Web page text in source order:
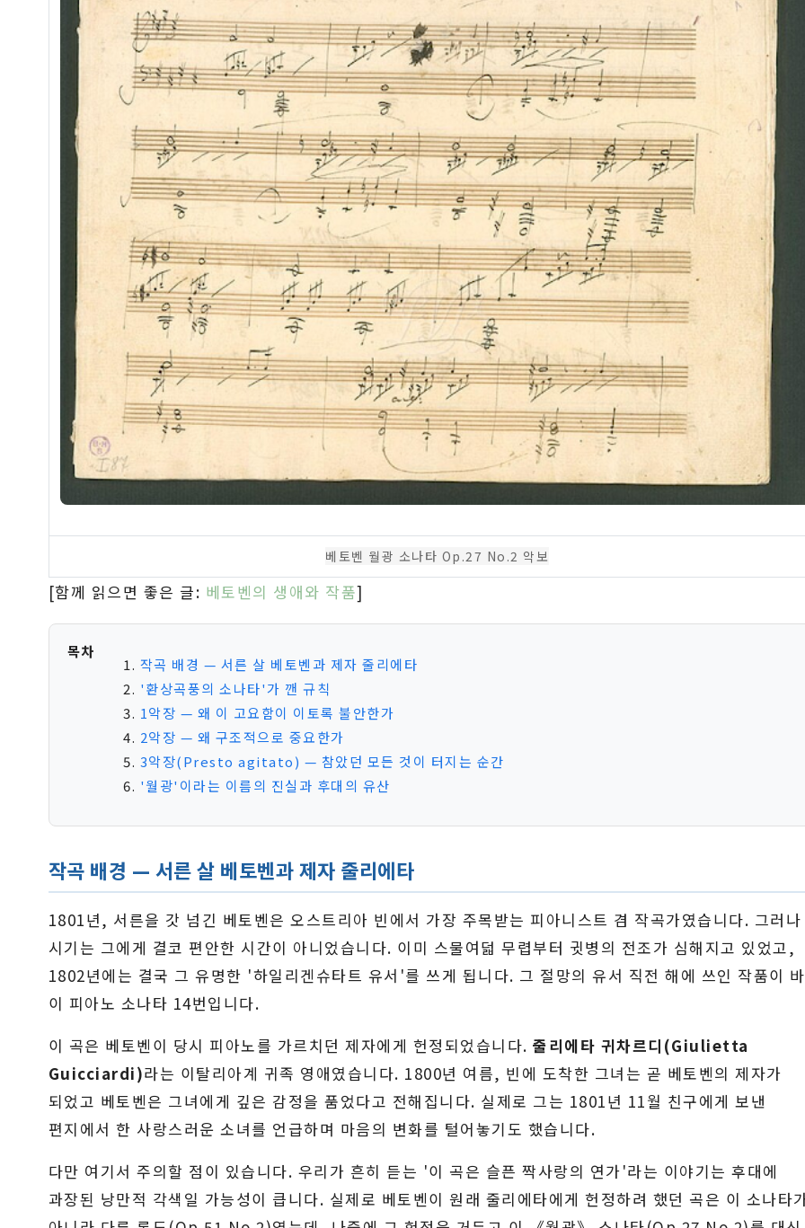
베토벤 월광 소나타 Op.27 No.2 악보
[함께 읽으면 좋은 글: 베토벤의 생애와 작품]
목차
작곡 배경 — 서른 살 베토벤과 제자 줄리에타
'환상곡풍의 소나타'가 깬 규칙
1악장 — 왜 이 고요함이 이토록 불안한가
2악장 — 왜 구조적으로 중요한가
3악장(Presto agitato) — 참았던 모든 것이 터지는 순간
'월광'이라는 이름의 진실과 후대의 유산
작곡 배경 — 서른 살 베토벤과 제자 줄리에타
1801년, 서른을 갓 넘긴 베토벤은 오스트리아 빈에서 가장 주목받는 피아니스트 겸 작곡가였습니다. 그러
시기는 그에게 결코 편안한 시간이 아니었습니다. 이미 스물여덟 무렵부터 귓병의 전조가 심해지고 있었고,
1802년에는 결국 그 유명한 '하일리겐슈타트 유서'를 쓰게 됩니다. 그 절망의 유서 직전 해에 쓰인 작품이
이 피아노 소나타 14번입니다.
이 곡은 베토벤이 당시 피아노를 가르치던 제자에게 헌정되었습니다.줄리에타 귀차르디(Giulietta
Guicciardi)라는 이탈리아계 귀족 영애였습니다. 1800년 여름, 빈에 도착한 그녀는 곧 베토벤의 제자가
되었고 베토벤은 그녀에게 깊은 감정을 품었다고 전해집니다. 실제로 그는 1801년 11월 친구에게 보낸
편지에서 한 사랑스러운 소녀를 언급하며 마음의 변화를 털어놓기도 했습니다.
다만 여기서 주의할 점이 있습니다. 우리가 흔히 듣는 '이 곡은 슬픈 짝사랑의 연가'라는 이야기는 후대에
과장된 낭만적 각색일 가능성이 큽니다. 실제로 베토벤이 원래 줄리에타에게 헌정하려 했던 곡은 이 소나타